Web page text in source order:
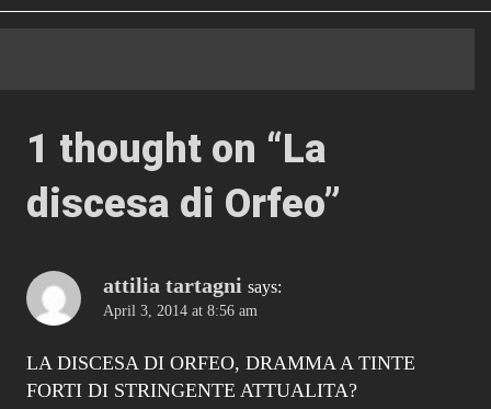
1 thought on “La
discesa di Orfeo”
attilia tartagni says:
April 3, 2014 at 8:56 am
LA DISCESA DI ORFEO, DRAMMA A TINTE
FORTI DI STRINGENTE ATTUALITA?